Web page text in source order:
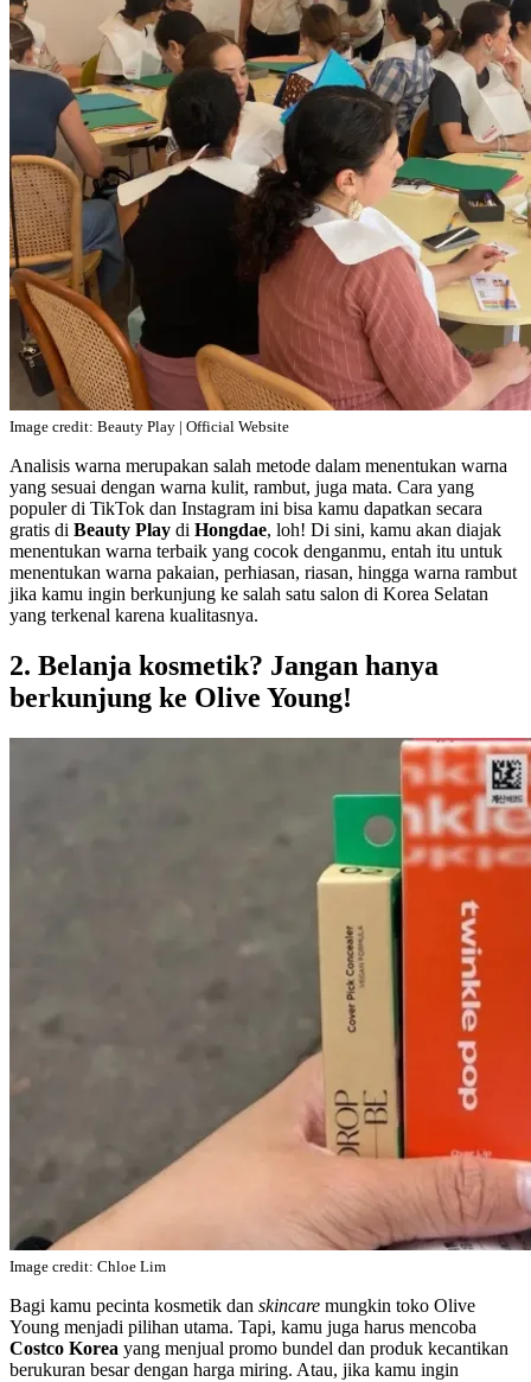
Image credit: Beauty Play | Official Website
Analisis warna merupakan salah metode dalam menentukan warna
yang sesuai dengan warna kulit, rambut, juga mata. Cara yang
populer di TikTok dan Instagram ini bisa kamu dapatkan secara
gratis di Beauty Play di Hongdae, loh! Di sini, kamu akan diajak
menentukan warna terbaik yang cocok denganmu, entah itu untuk
menentukan warna pakaian, perhiasan, riasan, hingga warna rambut
jika kamu ingin berkunjung ke salah satu salon di Korea Selatan
yang terkenal karena kualitasnya.
2. Belanja kosmetik? Jangan hanya
berkunjung ke Olive Young!
Image credit: Chloe Lim
Bagi kamu pecinta kosmetik dan skincare mungkin toko Olive
Young menjadi pilihan utama. Tapi, kamu juga harus mencoba
Costco Korea yang menjual promo bundel dan produk kecantikan
berukuran besar dengan harga miring. Atau, jika kamu ingin